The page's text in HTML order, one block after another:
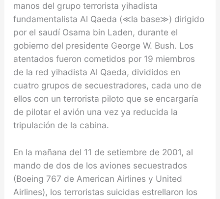
manos del grupo terrorista yihadista
fundamentalista Al Qaeda (≪la base≫) dirigido
por el saudí Osama bin Laden, durante el
gobierno del presidente George W. Bush. Los
atentados fueron cometidos por 19 miembros
de la red yihadista Al Qaeda, divididos en
cuatro grupos de secuestradores, cada uno de
ellos con un terrorista piloto que se encargaría
de pilotar el avión una vez ya reducida la
tripulación de la cabina.
En la mañana del 11 de setiembre de 2001, al
mando de dos de los aviones secuestrados
(Boeing 767 de American Airlines y United
Airlines), los terroristas suicidas estrellaron los